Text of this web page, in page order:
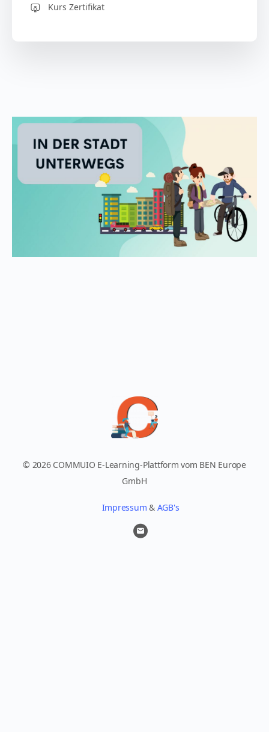
Kurs Zertifikat
© 2026 COMMUIO E-Learning-Plattform vom BEN Europe
GmbH
Impressum & AGB's